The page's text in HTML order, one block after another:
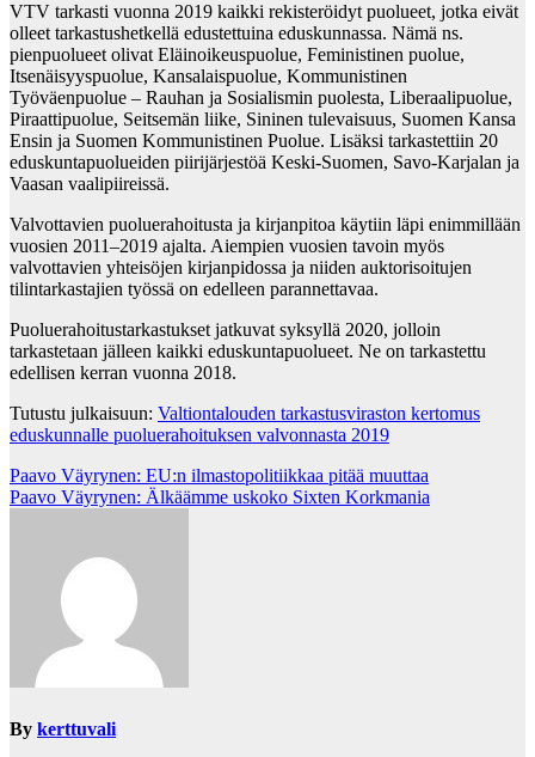
VTV tarkasti vuonna 2019 kaikki rekisteröidyt puolueet, jotka eivät
olleet tarkastushetkellä edustettuina eduskunnassa. Nämä ns.
pienpuolueet olivat Eläinoikeuspuolue, Feministinen puolue,
Itsenäisyyspuolue, Kansalaispuolue, Kommunistinen
Työväenpuolue – Rauhan ja Sosialismin puolesta, Liberaalipuolue,
Piraattipuolue, Seitsemän liike, Sininen tulevaisuus, Suomen Kansa
Ensin ja Suomen Kommunistinen Puolue. Lisäksi tarkastettiin 20
eduskuntapuolueiden piirijärjestöä Keski-Suomen, Savo-Karjalan ja
Vaasan vaalipiireissä.
Valvottavien puoluerahoitusta ja kirjanpitoa käytiin läpi enimmillään
vuosien 2011–2019 ajalta. Aiempien vuosien tavoin myös
valvottavien yhteisöjen kirjanpidossa ja niiden auktorisoitujen
tilintarkastajien työssä on edelleen parannettavaa.
Puoluerahoitustarkastukset jatkuvat syksyllä 2020, jolloin
tarkastetaan jälleen kaikki eduskuntapuolueet. Ne on tarkastettu
edellisen kerran vuonna 2018.
Tutustu julkaisuun: Valtiontalouden tarkastusviraston kertomus
eduskunnalle puoluerahoituksen valvonnasta 2019
Post
navigation
Paavo Väyrynen: EU:n ilmastopolitiikkaa pitää muuttaa
Paavo Väyrynen: Älkäämme uskoko Sixten Korkmania
By kerttuvali